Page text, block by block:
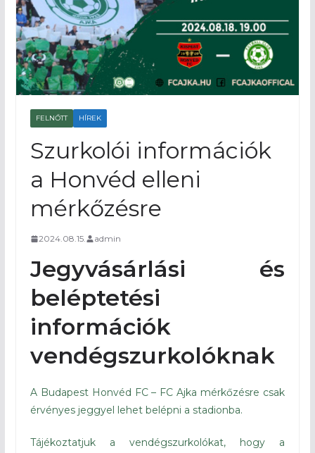
FELNŐTT HÍREK
Szurkolói információk
a Honvéd elleni
mérkőzésre
2024.08.15. admin
Jegyvásárlási és
beléptetési
információk
vendégszurkolóknak
A Budapest Honvéd FC – FC Ajka mérkőzésre csak
érvényes jeggyel lehet belépni a stadionba.
Tájékoztatjuk a vendégszurkolókat, hogy a